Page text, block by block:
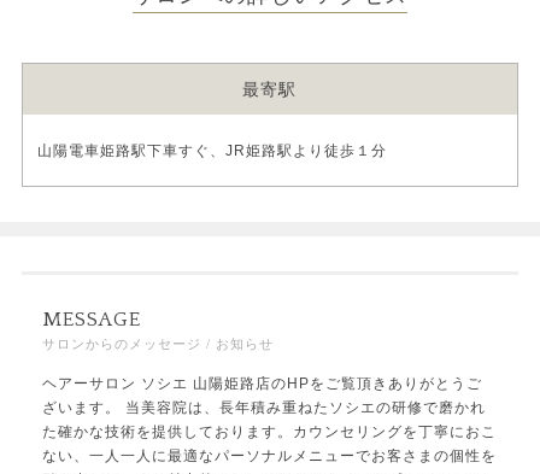
最寄駅
山陽電車姫路駅下車すぐ、JR姫路駅より徒歩１分
MESSAGE
サロンからのメッセージ / お知らせ
ヘアーサロン ソシエ 山陽姫路店のHPをご覧頂きありがとうご
ざいます。 当美容院は、長年積み重ねたソシエの研修で磨かれ
た確かな技術を提供しております。カウンセリングを丁寧におこ
ない、一人一人に最適なパーソナルメニューでお客さまの個性を